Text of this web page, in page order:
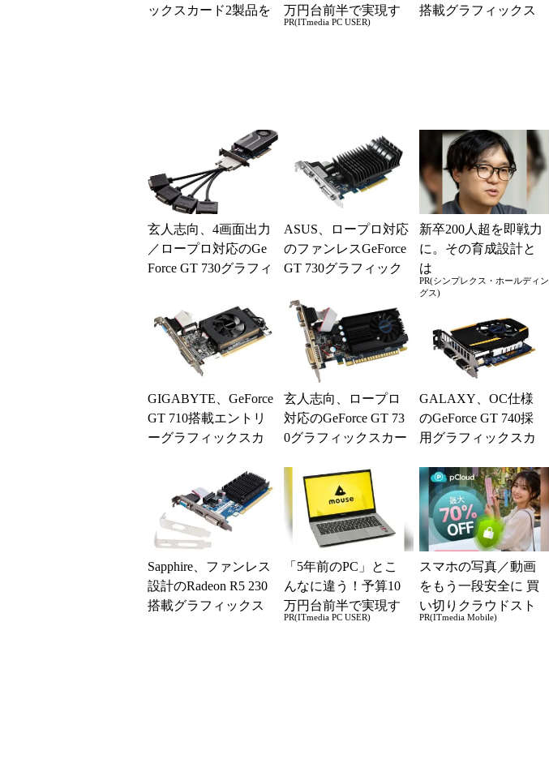
ックスカード2製品を
万円台前半で実現す
る快適PCライフ
PR(ITmedia PC USER)
搭載グラフィックス
玄人志向、4画面出力
／ロープロ対応のGe
Force GT 730グラフィ
ASUS、ロープロ対応
のファンレスGeForce
GT 730グラフィック
新卒200人超を即戦力
に。その育成設計と
は
PR(シンプレクス・ホールディン
グス)
GIGABYTE、GeForce
GT 710搭載エントリ
ーグラフィックスカ
玄人志向、ロープロ
対応のGeForce GT 73
0グラフィックスカー
GALAXY、OC仕様
のGeForce GT 740採
用グラフィックスカ
Sapphire、ファンレス
設計のRadeon R5 230
搭載グラフィックス
「5年前のPC」とこ
んなに違う！予算10
万円台前半で実現す
る快適PCライフ
PR(ITmedia PC USER)
スマホの写真／動画
をもう一段安全に 買
い切りクラウドスト
レージ
PR(ITmedia Mobile)